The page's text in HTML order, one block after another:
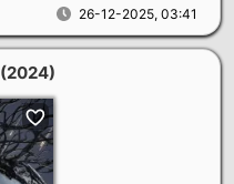
26-12-2025, 03:41
(2024)